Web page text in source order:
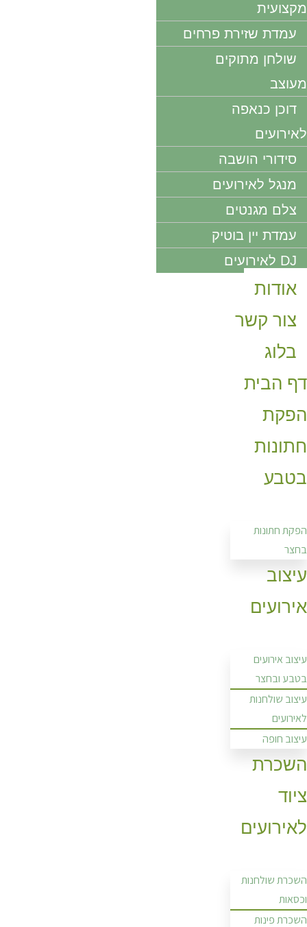
מקצועית
עמדת שזירת פרחים
שולחן מתוקים
מעוצב
דוכן כנאפה
לאירועים
סידורי הושבה
מנגל לאירועים
צלם מגנטים
עמדת יין בוטיק
DJ לאירועים
אודות
צור קשר
בלוג
דף הבית
הפקת
חתונות
בטבע
הפקת חתונות
בחצר
עיצוב
אירועים
עיצוב אירועים
בטבע ובחצר
עיצוב שולחנות
לאירועים
עיצוב חופה
השכרת
ציוד
לאירועים
השכרת שולחנות
וכסאות
השכרת פינות